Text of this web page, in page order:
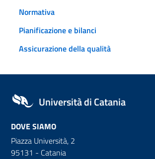
Normativa
Pianificazione e bilanci
Assicurazione della qualità
Università di Catania
DOVE SIAMO
Piazza Università, 2
95131 - Catania